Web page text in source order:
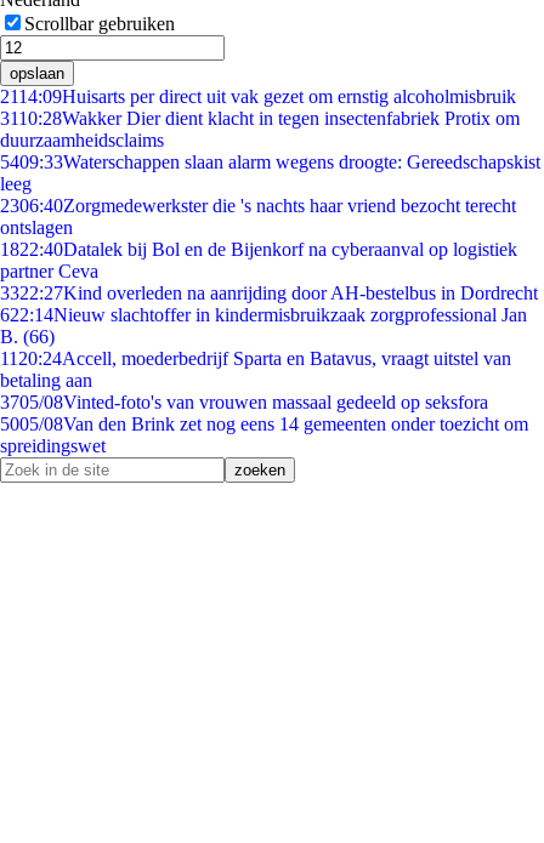
Scrollbar gebruiken
opslaan
2114:09Huisarts per direct uit vak gezet om ernstig alcoholmisbruik
3110:28Wakker Dier dient klacht in tegen insectenfabriek Protix om
duurzaamheidsclaims
5409:33Waterschappen slaan alarm wegens droogte: Gereedschapskist
leeg
2306:40Zorgmedewerkster die 's nachts haar vriend bezocht terecht
ontslagen
1822:40Datalek bij Bol en de Bijenkorf na cyberaanval op logistiek
partner Ceva
3322:27Kind overleden na aanrijding door AH-bestelbus in Dordrecht
622:14Nieuw slachtoffer in kindermisbruikzaak zorgprofessional Jan
B. (66)
11 20:24Accell, moederbedrijf Sparta en Batavus, vraagt uitstel van
betaling aan
3705/08Vinted-foto's van vrouwen massaal gedeeld op seksfora
5005/08Van den Brink zet nog eens 14 gemeenten onder toezicht om
spreidingswet